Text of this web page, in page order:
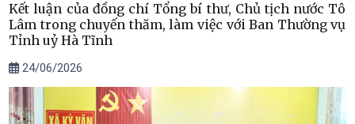
Kết luận của đồng chí Tổng bí thư, Chủ tịch nước Tô
Lâm trong chuyến thăm, làm việc với Ban Thường vụ
Tỉnh uỷ Hà Tĩnh
24/06/2026